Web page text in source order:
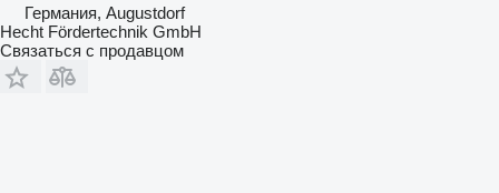
Германия, Augustdorf
Hecht Fördertechnik GmbH
Связаться с продавцом